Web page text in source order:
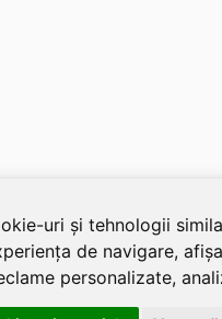
uri și tehnologii
de navigare,
personalizate,
SOLDEC SRL, RO1822625, J12/